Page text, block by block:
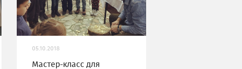
05.10.2018
Мастер-класс для